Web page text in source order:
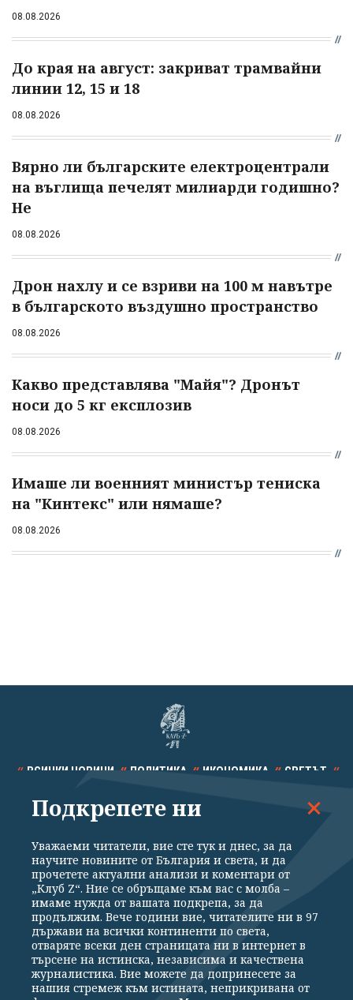
08.08.2026
До края на август: закриват трамвайни
линии 12, 15 и 18
08.08.2026
Вярно ли българските електроцентрали
на въглища печелят милиарди годишно?
Не
08.08.2026
Дрон нахлу и се взриви на 100 м навътре
в българското въздушно пространство
08.08.2026
Какво представлява "Майя"? Дронът
носи до 5 кг експлозив
08.08.2026
Имаше ли военният министър тениска
на "Кинтекс" или нямаше?
08.08.2026
ВСИЧКИ НОВИНИ ПОЛИТИКА ИКОНОМИКА СВЕТЪТ
СПОРТ КУЛТУРА ТЕХНОЛОГИИ КАЛЕЙДОСКОП
Общи условия
Политика за поверителност
Реклама
Партньори Контакти
За Клуб Z
Екип
Подкрепете ни
Подкрепете ни
Уважаеми читатели, вие сте тук и днес, за да
научите новините от България и света, и да
прочетете актуални анализи и коментари от
„Клуб Z“. Ние се обръщаме към вас с молба –
имаме нужда от вашата подкрепа, за да
продължим. Вече години вие, читателите ни в 97
държави на всички континенти по света,
отваряте всеки ден страницата ни в интернет в
търсене на истинска, независима и качествена
журналистика. Вие можете да допринесете за
нашия стремеж към истината, неприкривана от